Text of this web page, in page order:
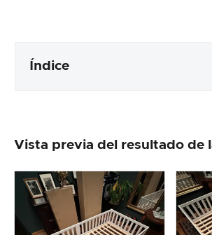
Índice
Elaboración y aspecto del
La prueba práctica
Relación calidad/precio
Vista previa del resultado de